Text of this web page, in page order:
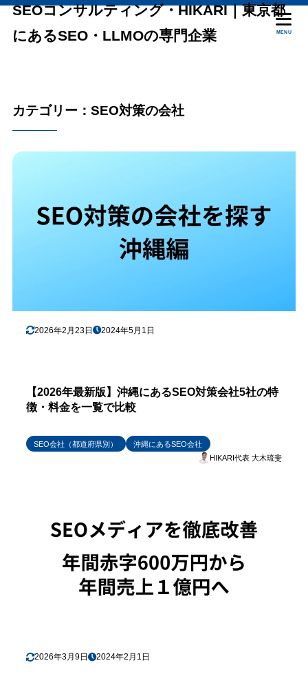
SEOコンサルティング・HIKARI｜東京都
にあるSEO・LLMOの専門企業
MENU
カテゴリー：SEO対策の会社
2026年2月23日 2024年5月1日
【2026年最新版】沖縄にあるSEO対策会社5社の特
徴・料金を一覧で比較
SEO会社（都道府県別）
沖縄にあるSEO会社
HIKARI代表 大木琉斐
2026年3月9日 2024年2月1日